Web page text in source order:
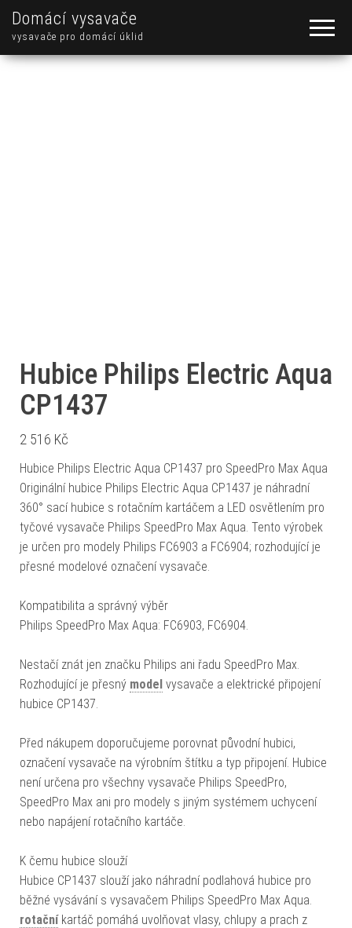
Domácí vysavače
vysavače pro domácí úklid
Hubice Philips Electric Aqua
CP1437
2 516 Kč
Hubice Philips Electric Aqua CP1437 pro SpeedPro Max Aqua
Originální hubice Philips Electric Aqua CP1437 je náhradní
360° sací hubice s rotačním kartáčem a LED osvětlením pro
tyčové vysavače Philips SpeedPro Max Aqua. Tento výrobek
je určen pro modely Philips FC6903 a FC6904; rozhodující je
přesné modelové označení vysavače.
Kompatibilita a správný výběr
Philips SpeedPro Max Aqua: FC6903, FC6904.
Nestačí znát jen značku Philips ani řadu SpeedPro Max.
Rozhodující je přesný model vysavače a elektrické připojení
hubice CP1437.
Před nákupem doporučujeme porovnat původní hubici,
označení vysavače na výrobním štítku a typ připojení. Hubice
není určena pro všechny vysavače Philips SpeedPro,
SpeedPro Max ani pro modely s jiným systémem uchycení
nebo napájení rotačního kartáče.
K čemu hubice slouží
Hubice CP1437 slouží jako náhradní podlahová hubice pro
běžné vysávání s vysavačem Philips SpeedPro Max Aqua.
rotačníkartáč pomáhá uvolňovat vlasy, chlupy a prach z